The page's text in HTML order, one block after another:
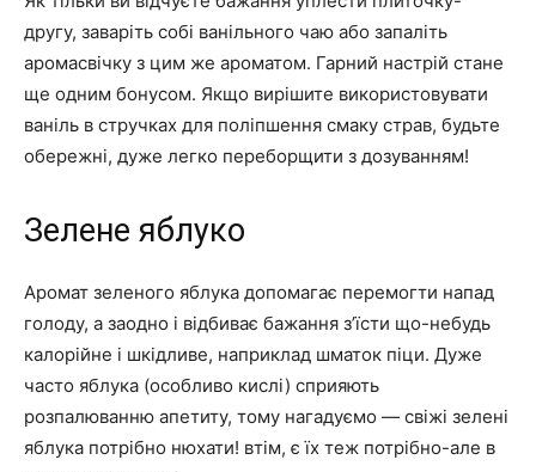
другу, заваріть собі ванільного чаю або запаліть
аромасвічку з цим же ароматом. Гарний настрій стане
ще одним бонусом. Якщо вирішите використовувати
ваніль в стручках для поліпшення смаку страв, будьте
обережні, дуже легко переборщити з дозуванням!
Зелене яблуко
Аромат зеленого яблука допомагає перемогти напад
голоду, а заодно і відбиває бажання з’їсти що-небудь
калорійне і шкідливе, наприклад шматок піци. Дуже
часто яблука (особливо кислі) сприяють
розпалюванню апетиту, тому нагадуємо — свіжі зелені
яблука потрібно нюхати! втім, є їх теж потрібно-але в